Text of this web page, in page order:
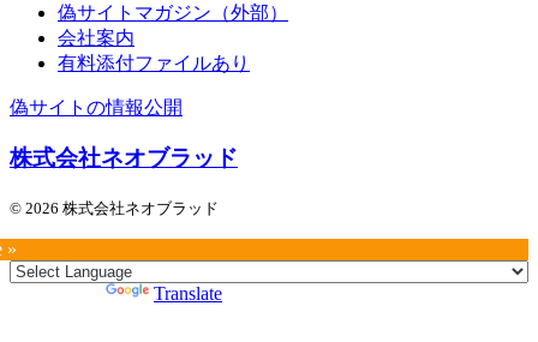
偽サイトマガジン（外部）
会社案内
有料添付ファイルあり
偽サイトの情報公開
株式会社ネオブラッド
© 2026 株式会社ネオブラッド
»
Translate